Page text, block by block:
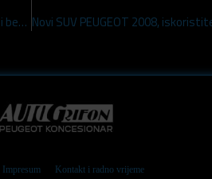
Novi PEUGEOT 108, iskoristite priliku na odmah dostupna vozila uz 0% kamata i besplatno produljeno jamstvo!
Impresum Kontakt i radno vrijeme